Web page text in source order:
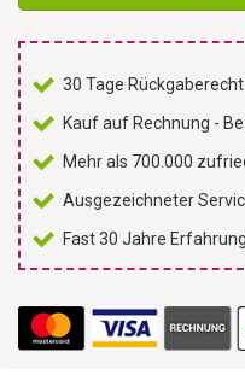
30 Tage Rückgaberecht
Kauf auf Rechnung -
Mehr als 700.000
Ausgezeichneter
Fast 30 Jahre